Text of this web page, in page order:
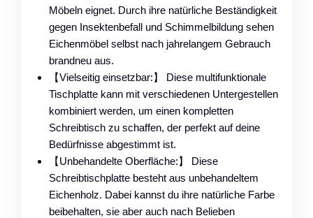
Möbeln eignet. Durch ihre natürliche Beständigkeit
gegen Insektenbefall und Schimmelbildung sehen
Eichenmöbel selbst nach jahrelangem Gebrauch
brandneu aus.
【Vielseitig einsetzbar:】 Diese multifunktionale
Tischplatte kann mit verschiedenen Untergestellen
kombiniert werden, um einen kompletten
Schreibtisch zu schaffen, der perfekt auf deine
Bedürfnisse abgestimmt ist.
【Unbehandelte Oberfläche:】 Diese
Schreibtischplatte besteht aus unbehandeltem
Eichenholz. Dabei kannst du ihre natürliche Farbe
beibehalten, sie aber auch nach Belieben